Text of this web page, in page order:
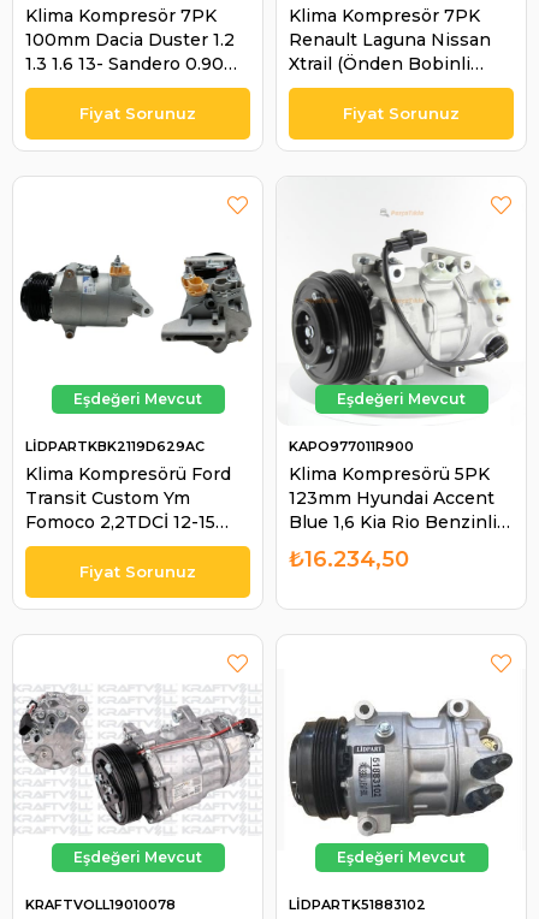
Klima Kompresör 7PK
100mm Dacia Duster 1.2
1.3 1.6 13- Sandero 0.90
Logan Nıssan Juke
Renault Symbol 699496
926003541R | KAPO
Klima Kompresör 7PK
Renault Laguna Nissan
Xtrail (Önden Bobinli
Arkadan Valfli) | LİDPART
K8200890987
Klima Kompresörü Ford
Transit Custom Ym
Fomoco 2,2TDCİ 12-15
2198cc 155HP
BK2119D629AC |
LİDPART
LİDPARTKBK2119D629AC
Klima Kompresörü 5PK
123mm Hyundai Accent
Blue 1,6 Kia Rio Benzinli
977011R900 Wutse
42010316 42010534
KAPO977011R900
₺16.234,50
KRAFTVOLL19010078 LİDPARTK51883102